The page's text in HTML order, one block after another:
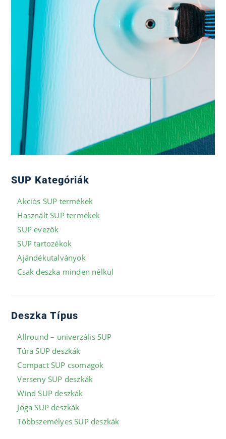
SUP Kategóriák
Akciós SUP termékek
Használt SUP termékek
SUP evezők
SUP tartozékok
Ajándékutalványok
Csak deszka minden nélkül
Deszka Típus
Allround – univerzális SUP
Túra SUP deszkák
Compact SUP csomagok
Verseny SUP deszkák
Wind SUP deszkák
Jóga SUP deszkák
Többszemélyes SUP deszkák